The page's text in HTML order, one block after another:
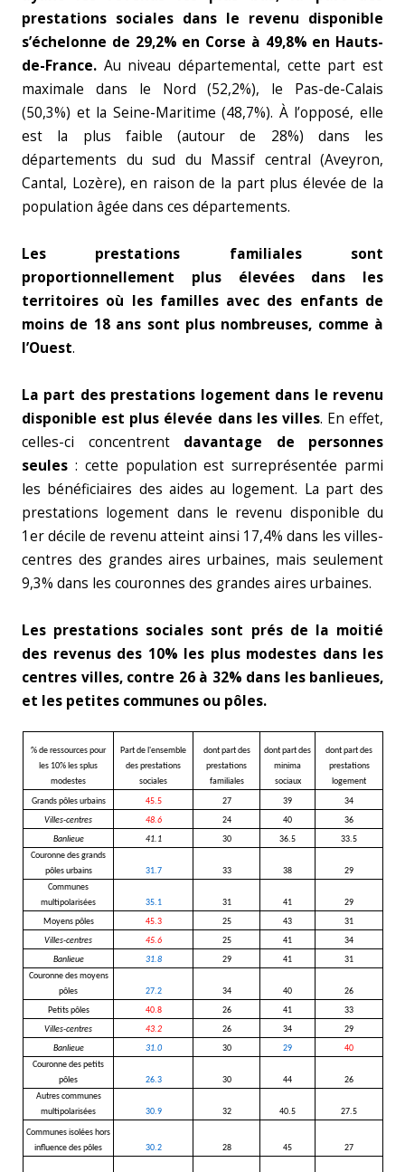
prestations sociales dans le revenu disponible
s’échelonne de 29,2% en Corse à 49,8% en Hauts-
de-France. Au niveau départemental, cette part est
maximale dans le Nord (52,2%), le Pas-de-Calais
(50,3%) et la Seine-Maritime (48,7%). À l’opposé, elle
est la plus faible (autour de 28%) dans les
départements du sud du Massif central (Aveyron,
Cantal, Lozère), en raison de la part plus élevée de la
population âgée dans ces départements.
Les prestations familiales sont
proportionnellement plus élevées dans les
territoires où les familles avec des enfants de
moins de 18 ans sont plus nombreuses, comme à
l’Ouest.
La part des prestations logement dans le revenu
disponible est plus élevée dans les villes. En effet,
celles-ci concentrentdavantage de personnes
seules : cette population est surreprésentée parmi
les bénéficiaires des aides au logement. La part des
prestations logement dans le revenu disponible du
1er décile de revenu atteint ainsi 17,4% dans les villes-
centres des grandes aires urbaines, mais seulement
9,3% dans les couronnes des grandes aires urbaines.
Les prestations sociales sont prés de la moitié
des revenus des 10% les plus modestes dans les
centres villes, contre 26 à 32% dans les banlieues,
et les petites communes ou pôles.
% de ressources pour
les 10% les splus
modestes
Part de l'ensemble
des prestations
sociales
dont part des
prestations
familiales
dont part des
minima
sociaux
dont part des
prestations
logement
Grands pôles urbains
45.5 27 39
34
Villes-centres
48.6 24 40
36
Banlieue
41.1 30 36.5
33.5
Couronne des grands
pôles urbains
31.7 33 38
29
Communes
multipolarisées
35.1 31 41
29
Moyens pôles
45.3 25 43
31
Villes-centres
45.6 25 41
34
Banlieue
31.8 29 41
31
Couronne des moyens
pôles
27.2 34 40
26
Petits pôles
40.8 26 41
33
Villes-centres
43.2 26 34
29
Banlieue
31.0 30 29
40
Couronne des petits
pôles
26.3 30 44
26
Autres communes
multipolarisées
30.9 32 40.5 27.5
Communes isolées hors
influence des pôles
30.2 28 45 27